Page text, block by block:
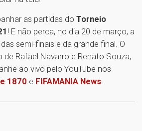
as partidas do Torneio
! E não perca, no dia 20 de março, a
semi-finais e da grande final. O
Rafael Navarro e Renato Souza,
ao vivo pelo YouTube nos
1870 e FIFAMANIA News.
1